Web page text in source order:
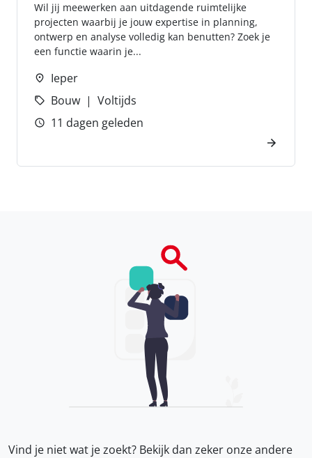
Wil jij meewerken aan uitdagende ruimtelijke
projecten waarbij je jouw expertise in planning,
ontwerp en analyse volledig kan benutten? Zoek je
een functie waarin je...
Ieper
Bouw
Voltijds
11 dagen geleden
Vind je niet wat je zoekt? Bekijk dan zeker onzeandere